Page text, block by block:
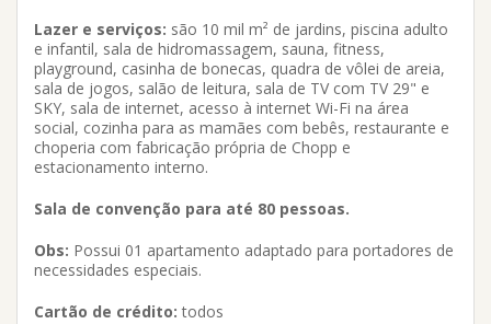
Lazer e serviços: são 10 mil m² de jardins, piscina adulto
e infantil, sala de hidromassagem, sauna, fitness,
playground, casinha de bonecas, quadra de vôlei de areia,
sala de jogos, salão de leitura, sala de TV com TV 29" e
SKY, sala de internet, acesso à internet Wi-Fi na área
social, cozinha para as mamães com bebês, restaurante e
choperia com fabricação própria de Chopp e
estacionamento interno.
Sala de convenção para até 80 pessoas.
Obs: Possui 01 apartamento adaptado para portadores de
necessidades especiais.
Cartão de crédito: todos